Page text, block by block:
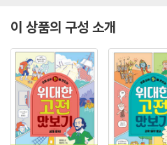
이 상품의 구성 소개